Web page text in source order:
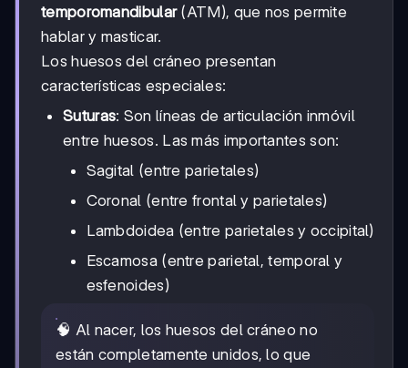
temporomandibular(ATM), que nos permite
hablar y masticar.
Los huesos del cráneo presentan
características especiales:
Suturas: Son líneas de articulación inmóvil
entre huesos. Las más importantes son:
Sagital (entre parietales)
Coronal (entre frontal y parietales)
Lambdoidea (entre parietales y occipital)
Escamosa (entre parietal, temporal y
esfenoides)
🧠 Al nacer, los huesos del cráneo no
están completamente unidos, lo que